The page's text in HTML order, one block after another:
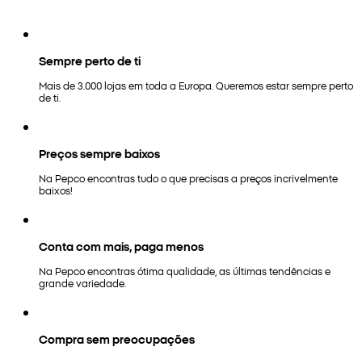
Sempre perto de ti
Mais de 3.000 lojas em toda a Europa. Queremos estar sempre perto
de ti.
Preços sempre baixos
Na Pepco encontras tudo o que precisas a preços incrivelmente
baixos!
Conta com mais, paga menos
Na Pepco encontras ótima qualidade, as últimas tendências e
grande variedade.
Compra sem preocupações